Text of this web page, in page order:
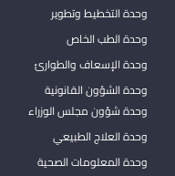
وحدة التخطيط وتطوير
وحدة الطب الخاص
وحدة الإسعاف والطوارئ
وحدة الشؤون القانونية
وحدة شؤون مجلس الوزراء
وحدة العلاج الطبيعي
وحدة المعلومات الصحية